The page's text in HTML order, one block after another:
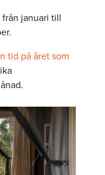
från januari till
tid på året som